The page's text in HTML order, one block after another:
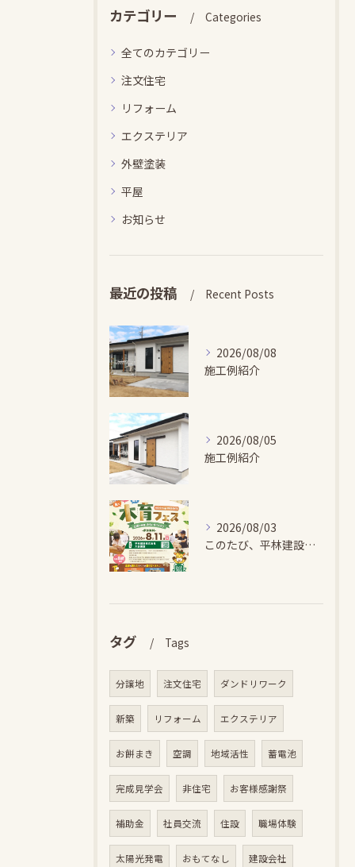
カテゴリー Categories
全てのカテゴリー
注文住宅
リフォーム
エクステリア
外壁塗装
平屋
お知らせ
最近の投稿 Recent Posts
2026/08/08
施工例紹介
2026/08/05
施工例紹介
2026/08/03
このたび、平林建設では、お子さまが木とふれあい・木について学...
タグ Tags
分譲地 注文住宅 ダンドリワーク
新築 リフォーム エクステリア
お餅まき 空調 地域活性 蓄電池
完成見学会 非住宅 お客様感謝祭
補助金 社員交流 住設 職場体験
太陽光発電 おもてなし 建設会社